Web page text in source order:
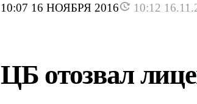
10:07 16 НОЯБРЯ 2016 10:12
ЦБ отозвал